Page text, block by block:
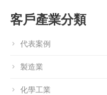
客戶產業分類
代表案例
製造業
化學工業